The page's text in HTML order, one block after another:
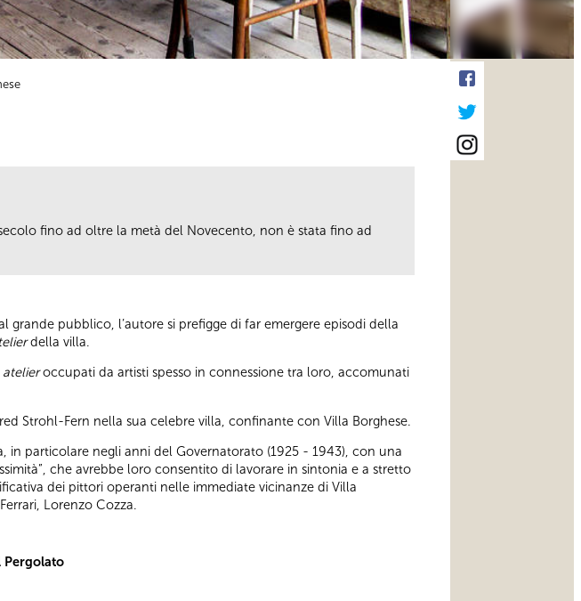
fino ad oltre la metà del Novecento, non è stata fino ad
pubblico, l’autore si prefigge di far emergere episodi della
della villa.
atelieroccupati da artisti spesso in connessione tra loro, accomunati
Strohl-Fern nella sua celebre villa, confinante con Villa Borghese.
in particolare negli anni del Governatorato (1925 - 1943), con una
che avrebbe loro consentito di lavorare in sintonia e a stretto
dei pittori operanti nelle immediate vicinanze di Villa
Lorenzo Cozza.
Pergolato